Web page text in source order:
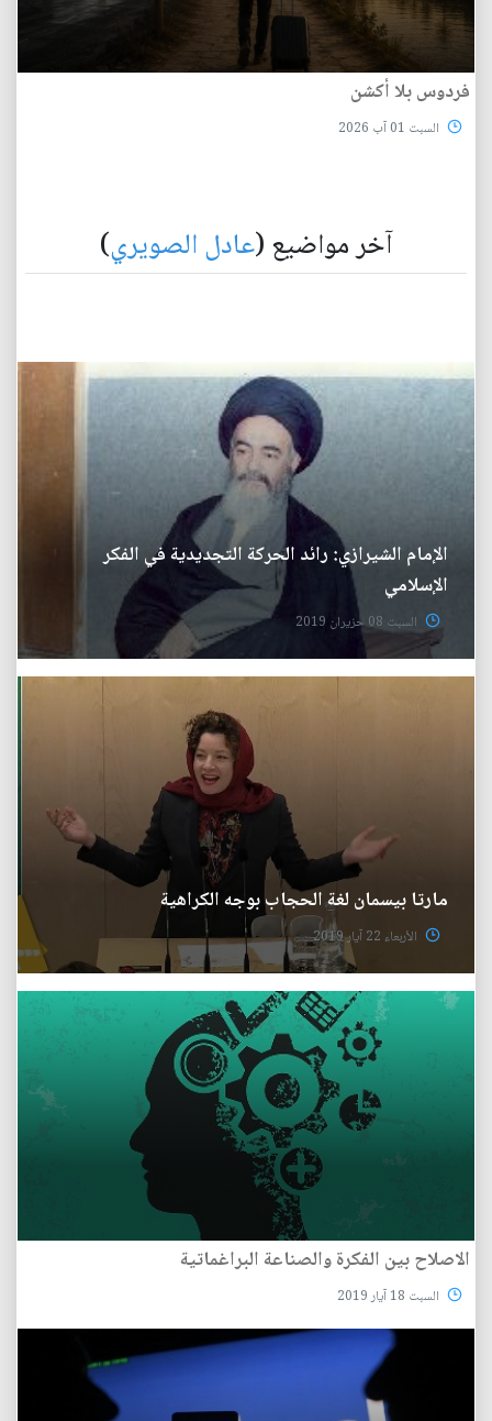
فردوس بلا أكشن
السبت 01 آب 2026
آخر مواضيع (عادل الصويري)
الإمام الشيرازي: رائد الحركة التجديدية في الفكر
الإسلامي
السبت 08 حزيران 2019
مارتا بيسمان لغة الحجاب بوجه الكراهية
الأربعاء 22 آيار 2019
الاصلاح بين الفكرة والصناعة البراغماتية
السبت 18 آيار 2019